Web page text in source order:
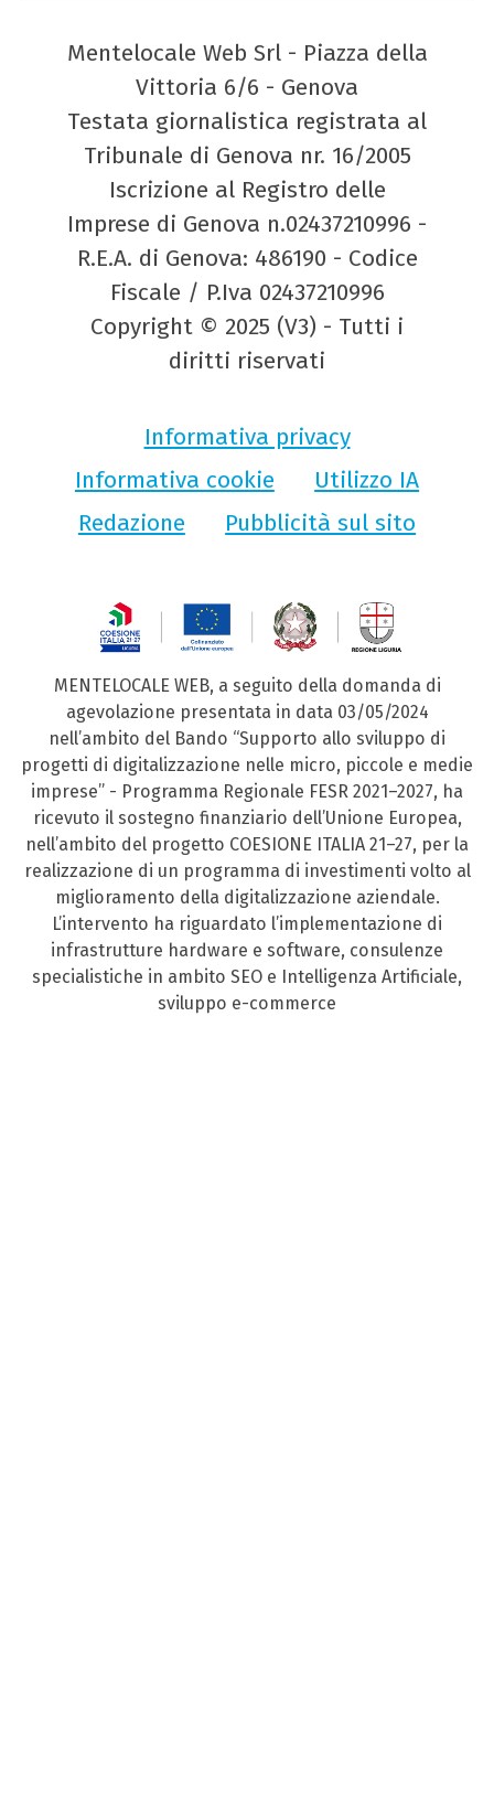
Mentelocale Web Srl - Piazza della
Vittoria 6/6 - Genova
Testata giornalistica registrata al
Tribunale di Genova nr. 16/2005
Iscrizione al Registro delle
Imprese di Genova n.02437210996 -
R.E.A. di Genova: 486190 - Codice
Fiscale / P.Iva 02437210996
Copyright © 2025 (V3) - Tutti i
diritti riservati
Informativa privacy
Informativa cookie
Utilizzo IA
Redazione
Pubblicità sul sito
MENTELOCALE WEB, a seguito della domanda di
agevolazione presentata in data 03/05/2024
nell’ambito del Bando “Supporto allo sviluppo di
progetti di digitalizzazione nelle micro, piccole e medie
imprese” - Programma Regionale FESR 2021–2027, ha
ricevuto il sostegno finanziario dell’Unione Europea,
nell’ambito del progetto COESIONE ITALIA 21–27, per la
realizzazione di un programma di investimenti volto al
miglioramento della digitalizzazione aziendale.
L’intervento ha riguardato l’implementazione di
infrastrutture hardware e software, consulenze
specialistiche in ambito SEO e Intelligenza Artificiale,
sviluppo e-commerce